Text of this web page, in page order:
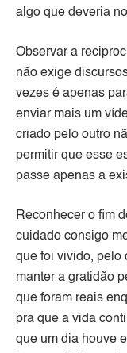
algo que deveria
Observar a
não exige
vezes é apenas
enviar mais um
criado pelo outro
permitir que esse
passe apenas a
Reconhecer o fim
cuidado consigo
que foi vivido, pelo
manter a gratidão
que foram reais
pra que a vida
que um dia houve